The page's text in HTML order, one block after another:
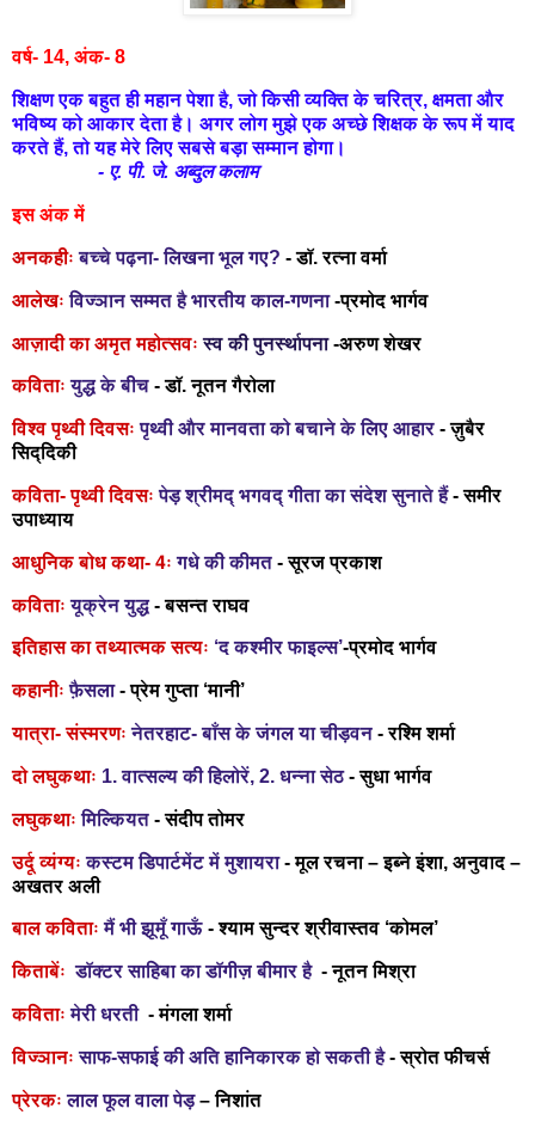
वर्ष- 14, अंक- 8
शिक्षण एक बहुत ही महान पेशा है,जो किसी व्यक्ति के चरित्र, क्षमता और
भविष्य को आकार देता है। अगर लोग मुझे एक अच्छे शिक्षक के रूप में याद
करते हैं,तो यह मेरे लिए सबसे बड़ा सम्मान होगा।
- ए. पी. जे. अब्दुल कलाम
इस अंक में
अनकहीः बच्चे पढ़ना- लिखना भूल गए? -डॉ. रत्ना वर्मा
आलेखःविज्ञान सम्मत है भारतीय काल-गणना -प्रमोद भार्गव
आज़ादी का अमृत महोत्सवः स्व की पुनर्स्थापना -अरुण शेखर
कविताः युद्ध के बीच - डॉ. नूतन गैरोला
विश्व पृथ्वी दिवसः पृथ्वी और मानवता को बचाने के लिए आहार - ज़ुबैर
सिद्दिकी
कविता-पृथ्वी दिवसः पेड़ श्रीमद् भगवद् गीता का संदेश सुनाते हैं - समीर
उपाध्याय
आधुनिक बोध कथा- 4ः गधे की कीमत - सूरज प्रकाश
कविताः यूक्रेन युद्ध - बसन्त राघव
इतिहास का तथ्यात्मक सत्यः ‘द कश्मीर फाइल्स’-प्रमोद भार्गव
कहानीः फ़ैसला - प्रेम गुप्ता ‘मानी’
यात्रा- संस्मरणः नेतरहाट- बाँस के जंगल या चीड़वन - रश्मि शर्मा
दो लघुकथाः 1. वात्सल्य की हिलोरें, 2. धन्ना सेठ - सुधा भार्गव
लघुकथाः मिल्कियत - संदीप तोमर
उर्दू व्यंग्यः कस्टम डिपार्टमेंट में मुशायरा- मूल रचना – इब्ने इंशा, अनुवाद –
अखतर अली
बाल कविताः मैं भी झूमूँ गाऊँ - श्याम सुन्दर श्रीवास्तव ‘कोमल’
किताबेंः डॉक्टर साहिबा का डॉगीज़ बीमार है - नूतन मिश्रा
कविताः मेरी धरती - मंगला शर्मा
विज्ञानःसाफ-सफाई की अति हानिकारक हो सकती है- स्रोत फीचर्स
प्रेरकः लाल फूल वाला पेड़ – निशांत